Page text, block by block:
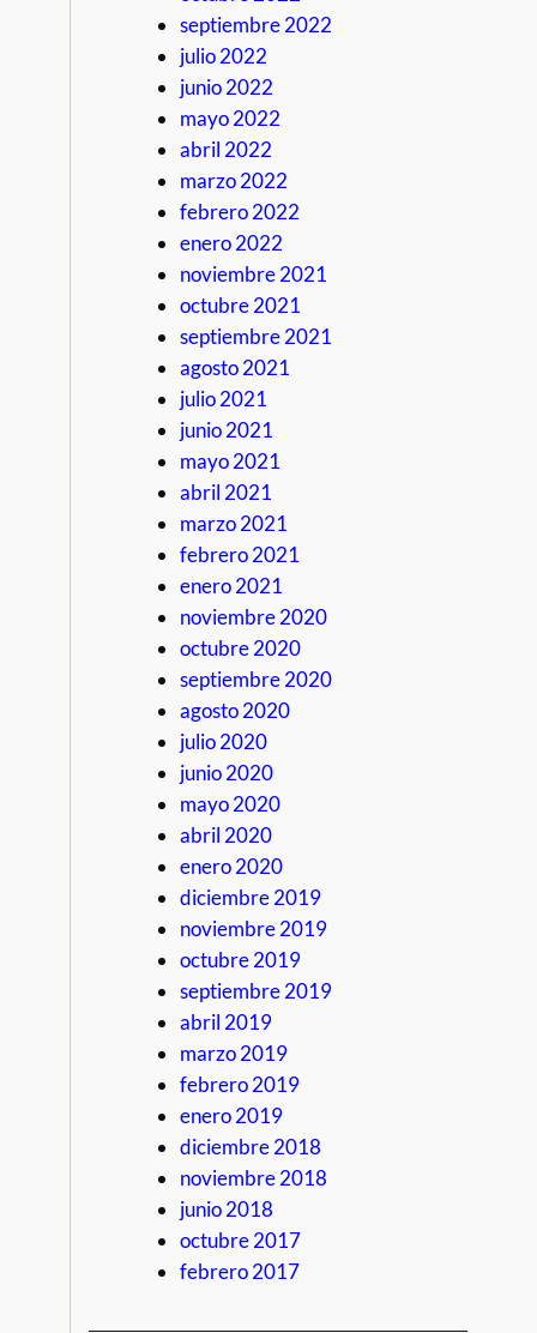
septiembre 2022
julio 2022
junio 2022
mayo 2022
abril 2022
marzo 2022
febrero 2022
enero 2022
noviembre 2021
octubre 2021
septiembre 2021
agosto 2021
julio 2021
junio 2021
mayo 2021
abril 2021
marzo 2021
febrero 2021
enero 2021
noviembre 2020
octubre 2020
septiembre 2020
agosto 2020
julio 2020
junio 2020
mayo 2020
abril 2020
enero 2020
diciembre 2019
noviembre 2019
octubre 2019
septiembre 2019
abril 2019
marzo 2019
febrero 2019
enero 2019
diciembre 2018
noviembre 2018
junio 2018
octubre 2017
febrero 2017